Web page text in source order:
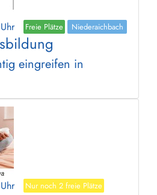
Freie Plätze Niederaichbach
eingreifen in
Nur noch 2 freie Plätze